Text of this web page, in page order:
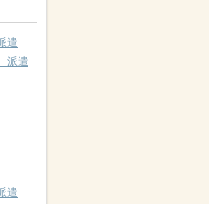
遣
派遣
遣